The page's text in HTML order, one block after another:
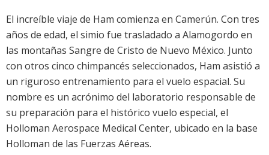
El increíble viaje de Ham comienza en Camerún. Con tres
años de edad, el simio fue trasladado a Alamogordo en
las montañas Sangre de Cristo de Nuevo México. Junto
con otros cinco chimpancés seleccionados, Ham asistió a
un riguroso entrenamiento para el vuelo espacial. Su
nombre es un acrónimo del laboratorio responsable de
su preparación para el histórico vuelo especial, el
Holloman Aerospace Medical Center, ubicado en la base
Holloman de las Fuerzas Aéreas.